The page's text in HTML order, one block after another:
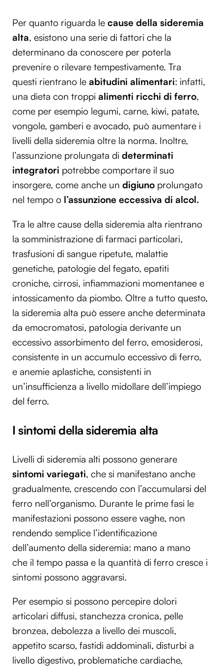
Per quanto riguarda le cause della sideremia
alta, esistono una serie di fattori che la
determinano da conoscere per poterla
prevenire o rilevare tempestivamente. Tra
questi rientrano le abitudini alimentari: infatti,
una dieta con troppi alimenti ricchi di ferro,
come per esempio legumi, carne, kiwi, patate,
vongole, gamberi e avocado, può aumentare i
livelli della sideremia oltre la norma. Inoltre,
l’assunzione prolungata di determinati
integratori potrebbe comportare il suo
insorgere, come anche un digiuno prolungato
nel tempo o l’assunzione eccessiva di alcol.
Tra le altre cause della sideremia alta rientrano
la somministrazione di farmaci particolari,
trasfusioni di sangue ripetute, malattie
genetiche, patologie del fegato, epatiti
croniche, cirrosi, infiammazioni momentanee e
intossicamento da piombo. Oltre a tutto questo,
la sideremia alta può essere anche determinata
da emocromatosi, patologia derivante un
eccessivo assorbimento del ferro, emosiderosi,
consistente in un accumulo eccessivo di ferro,
e anemie aplastiche, consistenti in
un’insufficienza a livello midollare dell’impiego
del ferro.
I sintomi della sideremia alta
Livelli di sideremia alti possono generare
sintomi variegati, che si manifestano anche
gradualmente, crescendo con l’accumularsi del
ferro nell’organismo. Durante le prime fasi le
manifestazioni possono essere vaghe, non
rendendo semplice l’identificazione
dell’aumento della sideremia: mano a mano
che il tempo passa e la quantità di ferro cresce i
sintomi possono aggravarsi.
Per esempio si possono percepire dolori
articolari diffusi, stanchezza cronica, pelle
bronzea, debolezza a livello dei muscoli,
appetito scarso, fastidi addominali, disturbi a
livello digestivo, problematiche cardiache,